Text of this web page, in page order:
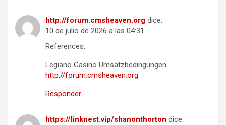
http://forum.cmsheaven.org dice:
10 de julio de 2026 a las 04:31
References:
Legiano Casino Umsatzbedingungen
http://forum.cmsheaven.org
Responder
https://linknest.vip/shanonthorton dice: